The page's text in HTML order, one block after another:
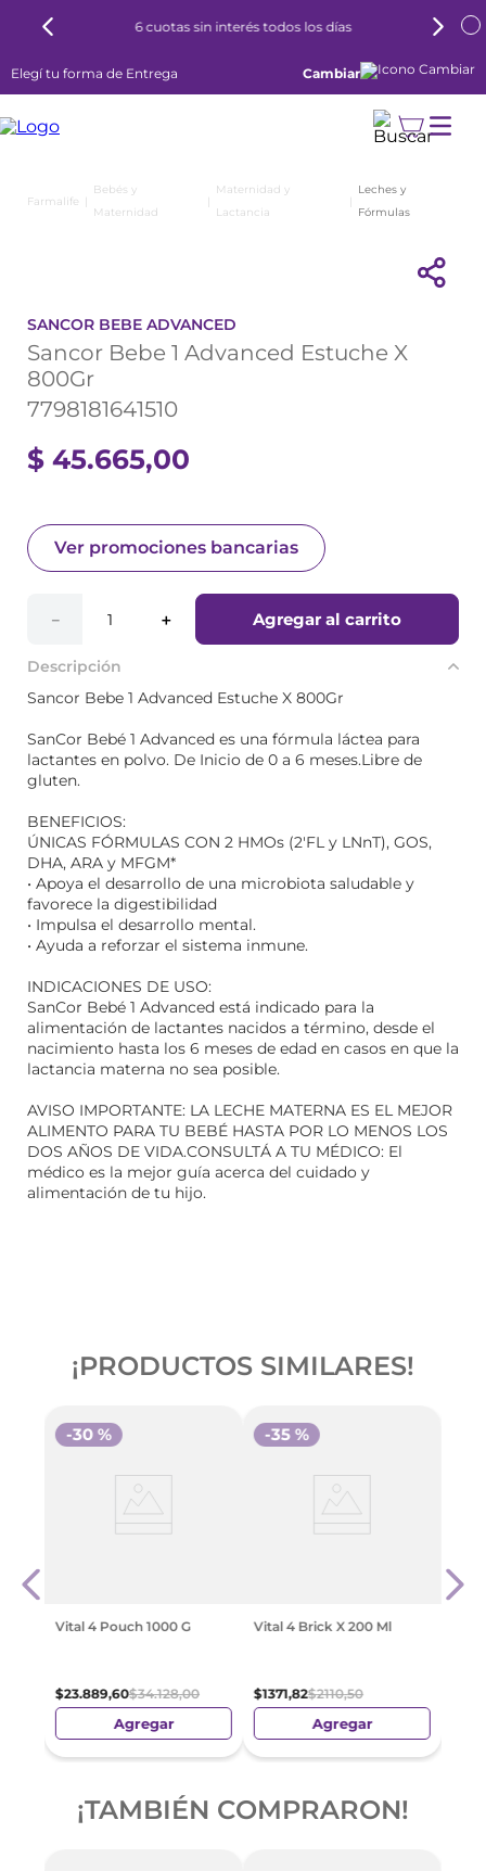
6 cuotas sin interés todos los días
Elegí tu forma de Entrega Cambiar
Bebés y
Maternidad
Maternidad y
Lactancia
Leches y
Fórmulas
SANCOR BEBE ADVANCED
Sancor Bebe 1 Advanced Estuche X
800Gr
7798181641510
$ 45.665,00
Ver promociones bancarias
＋
－ Agregar al carrito
Descripción
Sancor Bebe 1 Advanced Estuche X 800Gr
SanCor Bebé 1 Advanced es una fórmula láctea para
lactantes en polvo. De Inicio de 0 a 6 meses.Libre de
gluten.
BENEFICIOS:
ÚNICAS FÓRMULAS CON 2 HMOs (2'FL y LNnT), GOS,
DHA, ARA y MFGM*
• Apoya el desarrollo de una microbiota saludable y
favorece la digestibilidad
• Impulsa el desarrollo mental.
• Ayuda a reforzar el sistema inmune.
INDICACIONES DE USO:
SanCor Bebé 1 Advanced está indicado para la
alimentación de lactantes nacidos a término, desde el
nacimiento hasta los 6 meses de edad en casos en que la
lactancia materna no sea posible.
AVISO IMPORTANTE: LA LECHE MATERNA ES EL MEJOR
ALIMENTO PARA TU BEBÉ HASTA POR LO MENOS LOS
DOS AÑOS DE VIDA.CONSULTÁ A TU MÉDICO: El
médico es la mejor guía acerca del cuidado y
alimentación de tu hijo.
¡PRODUCTOS SIMILARES!
Vital 4 Pouch 1000 G
$23.889,60$34.128,00
-30 %
Agregar
Vital 4 Brick X 200 Ml
$1371,82$2110,50
-35 %
Agregar
¡TAMBIÉN COMPRARON!